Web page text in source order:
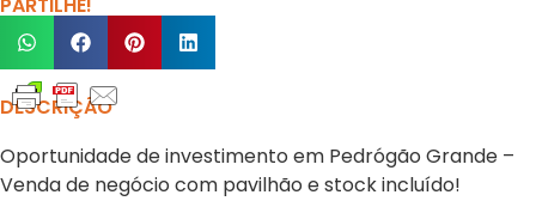
PARTILHE!
DESCRIÇÃO
Oportunidade de investimento em Pedrógão Grande –
Venda de negócio com pavilhão e stock incluído!